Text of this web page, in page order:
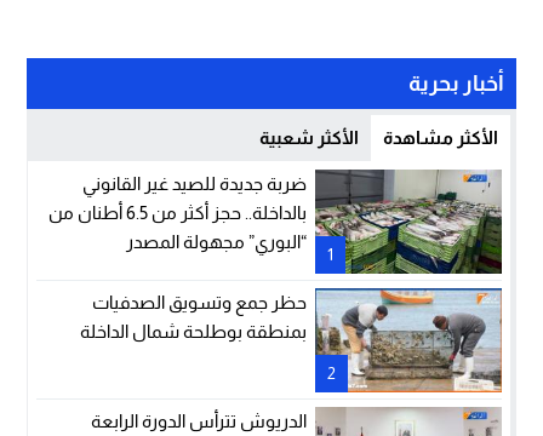
أخبار بحرية
الأكثر مشاهدة الأكثر شعبية
1
ضربة جديدة للصيد غير القانوني
بالداخلة.. حجز أكثر من 6.5 أطنان من
“البوري” مجهولة المصدر
2
حظر جمع وتسويق الصدفيات
بمنطقة بوطلحة شمال الداخلة
الدريوش تترأس الدورة الرابعة